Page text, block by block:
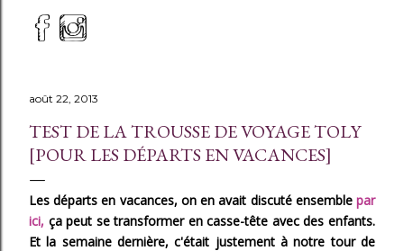
août 22, 2013
TEST DE LA TROUSSE DE VOYAGE TOLY
[POUR LES DÉPARTS EN VACANCES]
Les départs en vacances, on en avait discuté ensemble par
ici, ça peut se transformer en casse-tête avec des enfants.
Et la semaine dernière, c'était justement à notre tour de